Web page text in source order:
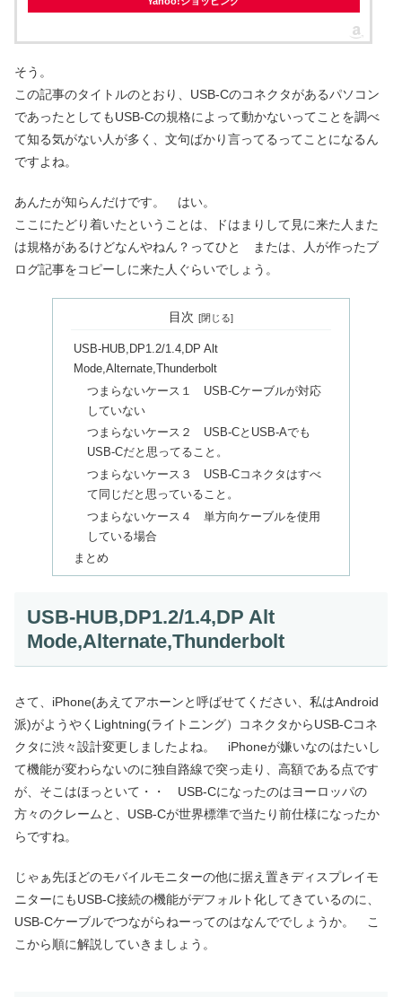
そう。
この記事のタイトルのとおり、USB-Cのコネクタがあるパソコン
であったとしてもUSB-Cの規格によって動かないってことを調べ
て知る気がない人が多く、文句ばかり言ってるってことになるん
ですよね。
あんたが知らんだけです。 はい。
ここにたどり着いたということは、ドはまりして見に来た人また
は規格があるけどなんやねん？ってひと または、人が作ったブ
ログ記事をコピーしに来た人ぐらいでしょう。
目次
USB-HUB,DP1.2/1.4,DP Alt
Mode,Alternate,Thunderbolt
つまらないケース１ USB-Cケーブルが対応
していない
つまらないケース２ USB-CとUSB-Aでも
USB-Cだと思ってること。
つまらないケース３ USB-Cコネクタはすべ
て同じだと思っていること。
つまらないケース４ 単方向ケーブルを使用
している場合
まとめ
USB-HUB,DP1.2/1.4,DP Alt
Mode,Alternate,Thunderbolt
さて、iPhone(あえてアホーンと呼ばせてください、私はAndroid
派)がようやくLightning(ライトニング）コネクタからUSB-Cコネ
クタに渋々設計変更しましたよね。 iPhoneが嫌いなのはたいし
て機能が変わらないのに独自路線で突っ走り、高額である点です
が、そこはほっといて・・ USB-Cになったのはヨーロッパの
方々のクレームと、USB-Cが世界標準で当たり前仕様になったか
らですね。
じゃぁ先ほどのモバイルモニターの他に据え置きディスプレイモ
ニターにもUSB-C接続の機能がデフォルト化してきているのに、
USB-Cケーブルでつながらねーってのはなんででしょうか。 こ
こから順に解説していきましょう。